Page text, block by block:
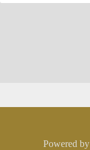
Powered by